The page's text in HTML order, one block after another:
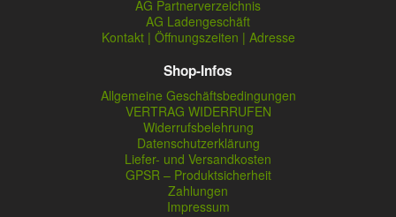
AG Partnerverzeichnis
AG Ladengeschäft
Kontakt | Öffnungszeiten | Adresse
Shop-Infos
Allgemeine Geschäftsbedingungen
VERTRAG WIDERRUFEN
Widerrufsbelehrung
Datenschutzerklärung
Liefer- und Versandkosten
GPSR – Produktsicherheit
Zahlungen
Impressum